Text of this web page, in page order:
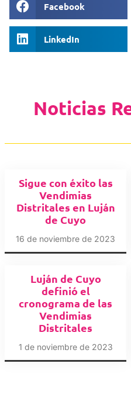
Facebook
LinkedIn
Noticias
Sigue con éxito las
Vendimias
Distritales en Luján
de Cuyo
16 de noviembre de 2023
Luján de Cuyo
definió el
cronograma de las
Vendimias
Distritales
1 de noviembre de 2023